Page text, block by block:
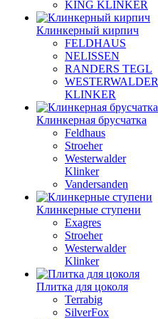
KING KLINKER
Клинкерный кирпич
FELDHAUS
NELISSEN
RANDERS TEGL
WESTERWALDER
KLINKER
Клинкерная брусчатка
Feldhaus
Stroeher
Westerwalder
Klinker
Vandersanden
Клинкерные ступени
Exagres
Stroeher
Westerwalder
Klinker
Плитка для цоколя
Terrabig
SilverFox